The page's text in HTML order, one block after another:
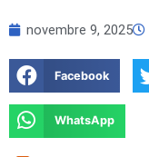
novembre 9, 2025
Facebook
WhatsApp